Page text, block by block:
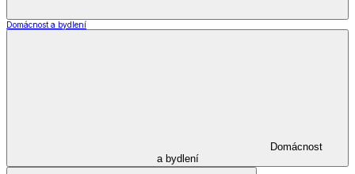
Domácnost a bydlení
Domácnost
a bydlení